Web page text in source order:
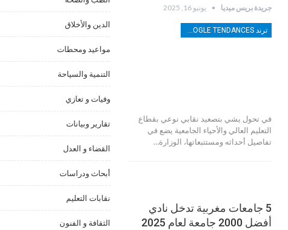
جريدة بريس ميديا يونيو 16, 2025
في تحول يشي بتصعيد نقابي نوعي بقطاع
التعليم العالي والأحياء الجامعية يضع في
تفاصيل أحداثه ومستتبعاتها، الوزارة…
5 جامعات مغربية تدخل نادي
أفضل 2000 جامعة لعام 2025
الدين والأخلاق
مواعيد ومحطات
التنمية والسياحة
وفيات و تعازي
تقارير وبيانات
القضاء و العدل
أبحاث ودراسات
نقابات التعليم
الثقافة و الفنون